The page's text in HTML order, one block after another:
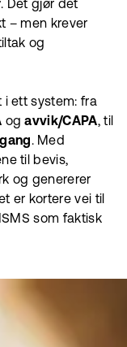
. Det gjør det
– men krever
og
ett system: fra
ogavvik/CAPA, til
. Med
til bevis,
og genererer
er kortere vei til
som faktisk